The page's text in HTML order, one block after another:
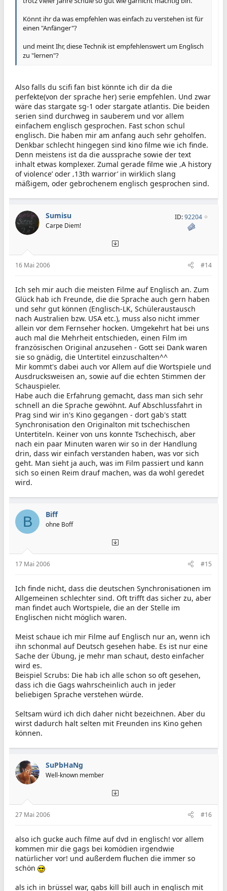
Könnt ihr da was empfehlen was einfach zu verstehen ist für
einen "Anfänger"?
und meint Ihr, diese Technik ist empfehlenswert um Englisch
zu "lernen"?
Also falls du scifi fan bist könnte ich dir da die
perfekte(von der sprache her) serie empfehlen. Und zwar
wäre das stargate sg-1 oder stargate atlantis. Die beiden
serien sind durchweg in sauberem und vor allem
einfachem englisch gesprochen. Fast schon schul
englisch. Die haben mir am anfang auch sehr geholfen.
Denkbar schlecht hingegen sind kino filme wie ich finde.
Denn meistens ist da die aussprache sowie der text
inhalt etwas komplexer. Zumal gerade filme wie ‚A history
of violence’ oder ‚13th warrior’ in wirklich slang
mäßigem, oder gebrochenem englisch gesprochen sind.
Sumisu
Carpe Diem!
ID:92204
16 Mai 2006 #14
Ich seh mir auch die meisten Filme auf Englisch an. Zum
Glück hab ich Freunde, die die Sprache auch gern haben
und sehr gut können (Englisch-LK, Schüleraustausch
nach Australien bzw. USA etc.), muss also nicht immer
allein vor dem Fernseher hocken. Umgekehrt hat bei uns
auch mal die Mehrheit entschieden, einen Film im
französischen Original anzusehen - Gott sei Dank waren
sie so gnädig, die Untertitel einzuschalten^^
Mir kommt's dabei auch vor Allem auf die Wortspiele und
Ausdrucksweisen an, sowie auf die echten Stimmen der
Schauspieler.
Habe auch die Erfahrung gemacht, dass man sich sehr
schnell an die Sprache gewöhnt. Auf Abschlussfahrt in
Prag sind wir in's Kino gegangen - dort gab's statt
Synchronisation den Originalton mit tschechischen
Untertiteln. Keiner von uns konnte Tschechisch, aber
nach ein paar Minuten waren wir so in der Handlung
drin, dass wir einfach verstanden haben, was vor sich
geht. Man sieht ja auch, was im Film passiert und kann
sich so einen Reim drauf machen, was da wohl geredet
wird.
B Biff
ohne Boff
17 Mai 2006 #15
Ich finde nicht, dass die deutschen Synchronisationen im
Allgemeinen schlechter sind. Oft trifft das sicher zu, aber
man findet auch Wortspiele, die an der Stelle im
Englischen nicht möglich waren.
Meist schaue ich mir Filme auf Englisch nur an, wenn ich
ihn schonmal auf Deutsch gesehen habe. Es ist nur eine
Sache der Übung, je mehr man schaut, desto einfacher
wird es.
Beispiel Scrubs: Die hab ich alle schon so oft gesehen,
dass ich die Gags wahrscheinlich auch in jeder
beliebigen Sprache verstehen würde.
Seltsam würd ich dich daher nicht bezeichnen. Aber du
wirst dadurch halt selten mit Freunden ins Kino gehen
können.
SuPbHaNg
Well-known member
27 Mai 2006 #16
also ich gucke auch filme auf dvd in englisch! vor allem
kommen mir die gags bei komödien irgendwie
natürlicher vor! und außerdem fluchen die immer so
schön
als ich in brüssel war, gabs kill bill auch in englisch mit